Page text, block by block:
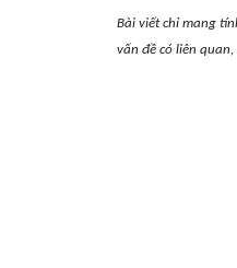
Bài viết chỉ mang
vấn đề có liên